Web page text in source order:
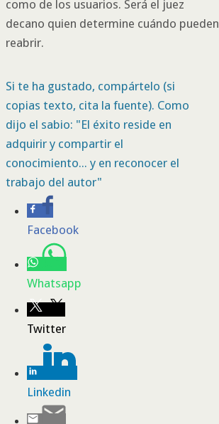
como de los usuarios. Será el juez
decano quien determine cuándo pueden
reabrir.
Si te ha gustado, compártelo (si
copias texto, cita la fuente). Como
dijo el sabio: "El éxito reside en
adquirir y compartir el
conocimiento... y en reconocer el
trabajo del autor"
Facebook
Whatsapp
Twitter
Linkedin